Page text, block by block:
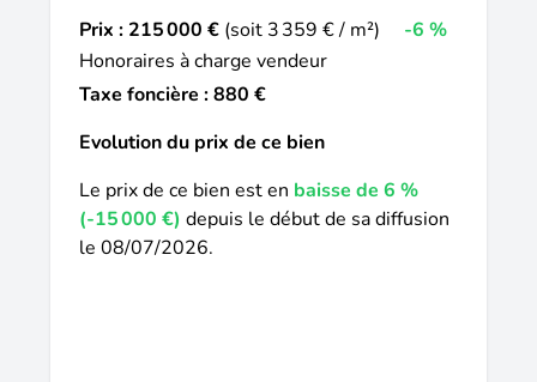
Prix : 215 000 € (soit 3 359 € / m²)
-6 %
Honoraires à charge vendeur
Taxe foncière : 880 €
Evolution du prix de ce bien
Le prix de ce bien est en baisse de 6 %
(-15 000 €) depuis le début de sa diffusion
le 08/07/2026.